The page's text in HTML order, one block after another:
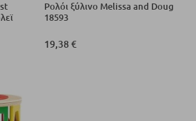
Ρολόι ξύλινο Melissa and Doug
18593
19,38 €